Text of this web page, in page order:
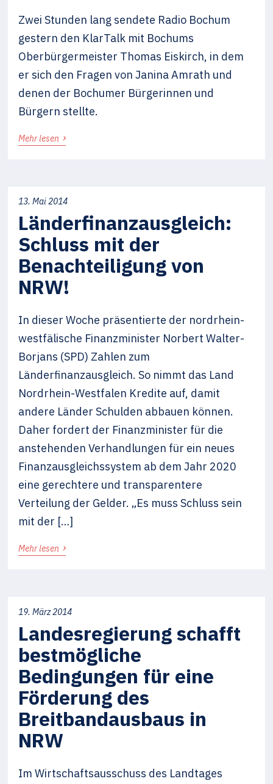
Zwei Stunden lang sendete Radio Bochum
gestern den KlarTalk mit Bochums
Oberbürgermeister Thomas Eiskirch, in dem
er sich den Fragen von Janina Amrath und
denen der Bochumer Bürgerinnen und
Bürgern stellte.
Mehr lesen ›
13. Mai 2014
Länderfinanzausgleich:
Schluss mit der
Benachteiligung von
NRW!
In dieser Woche präsentierte der nordrhein-
westfälische Finanzminister Norbert Walter-
Borjans (SPD) Zahlen zum
Länderfinanzausgleich. So nimmt das Land
Nordrhein-Westfalen Kredite auf, damit
andere Länder Schulden abbauen können.
Daher fordert der Finanzminister für die
anstehenden Verhandlungen für ein neues
Finanzausgleichssystem ab dem Jahr 2020
eine gerechtere und transparentere
Verteilung der Gelder. „Es muss Schluss sein
mit der […]
Mehr lesen ›
19. März 2014
Landesregierung schafft
bestmögliche
Bedingungen für eine
Förderung des
Breitbandausbaus in
NRW
Im Wirtschaftsausschuss des Landtages